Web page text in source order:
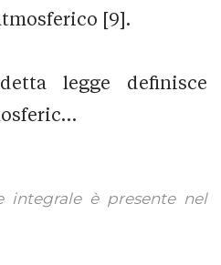
[9].
legge definisce
integrale è presente nel